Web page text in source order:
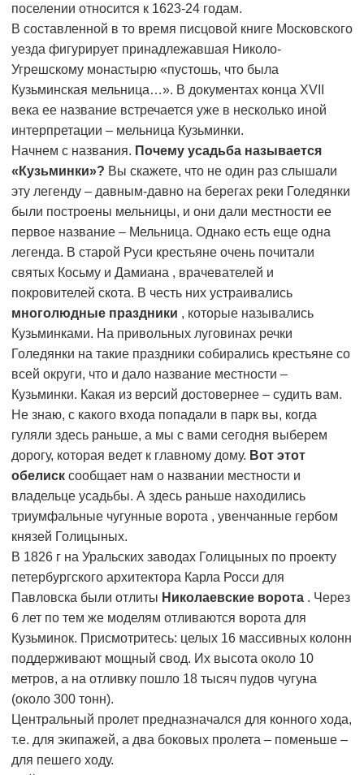
поселении относится к 1623-24 годам.
В составленной в то время писцовой книге Московского
уезда фигурирует принадлежавшая Николо-
Угрешскому монастырю «пустошь, что была
Кузьминская мельница…». В документах конца XVII
века ее название встречается уже в несколько иной
интерпретации – мельница Кузьминки.
Начнем с названия. Почему усадьба называется
«Кузьминки»? Вы скажете, что не один раз слышали
эту легенду – давным-давно на берегах реки Голедянки
были построены мельницы, и они дали местности ее
первое название – Мельница. Однако есть еще одна
легенда. В старой Руси крестьяне очень почитали
святых Косьму и Дамиана , врачевателей и
покровителей скота. В честь них устраивались
многолюдные праздники , которые назывались
Кузьминками. На привольных луговинах речки
Голедянки на такие праздники собирались крестьяне со
всей округи, что и дало название местности –
Кузьминки. Какая из версий достовернее – судить вам.
Не знаю, с какого входа попадали в парк вы, когда
гуляли здесь раньше, а мы с вами сегодня выберем
дорогу, которая ведет к главному дому. Вот этот
обелиск сообщает нам о названии местности и
владельце усадьбы. А здесь раньше находились
триумфальные чугунные ворота , увенчанные гербом
князей Голицыных.
В 1826 г на Уральских заводах Голицыных по проекту
петербургского архитектора Карла Росси для
Павловска были отлиты Николаевские ворота . Через
6 лет по тем же моделям отливаются ворота для
Кузьминок. Присмотритесь: целых 16 массивных колонн
поддерживают мощный свод. Их высота около 10
метров, а на отливку пошло 18 тысяч пудов чугуна
(около 300 тонн).
Центральный пролет предназначался для конного хода,
т.е. для экипажей, а два боковых пролета – поменьше –
для пешего ходу.